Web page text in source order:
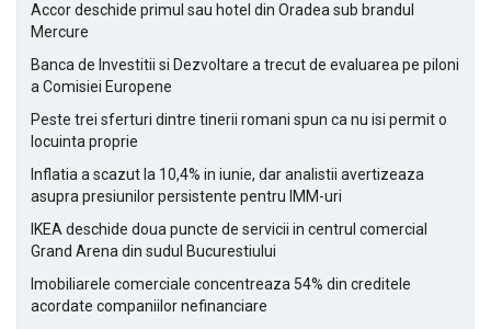
Accor deschide primul sau hotel din Oradea sub brandul
Mercure
Banca de Investitii si Dezvoltare a trecut de evaluarea pe piloni
a Comisiei Europene
Peste trei sferturi dintre tinerii romani spun ca nu isi permit o
locuinta proprie
Inflatia a scazut la 10,4% in iunie, dar analistii avertizeaza
asupra presiunilor persistente pentru IMM-uri
IKEA deschide doua puncte de servicii in centrul comercial
Grand Arena din sudul Bucurestiului
Imobiliarele comerciale concentreaza 54% din creditele
acordate companiilor nefinanciare